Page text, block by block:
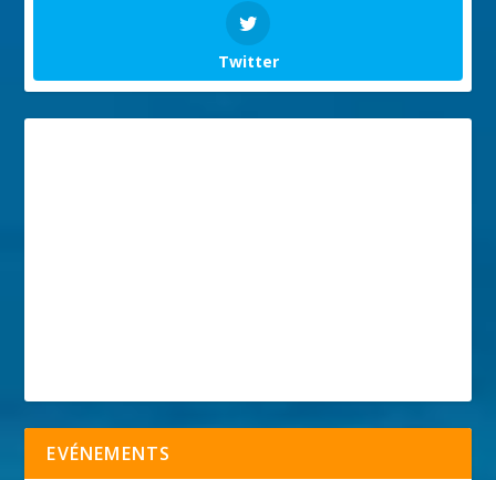
Twitter
EVÉNEMENTS